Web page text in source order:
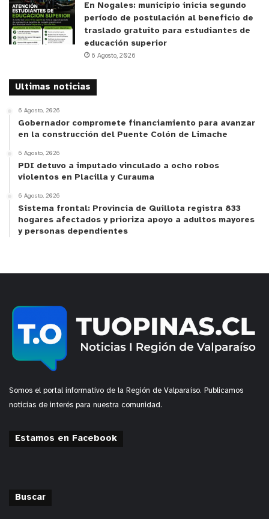
de las familias y el compromiso del equipo docente
y directivo. “Refleja el avance y la fortaleza de la
educación pública en Quillota, que hoy demuestra
con hechos que es capaz de abrir caminos,
generar oportunidades y transformar vidas.
Sabemos que el trabajo que realizamos día a día
está dando frutos y seguiremos avanzando con la
misma convicción”, concluyó.
y tú, ¿qué opinas?
En Nogales: municipio inicia segundo
período de postulación al beneficio de
traslado gratuito para estudiantes de
educación superior
6 Agosto, 2026
Ultimas noticias
6 Agosto, 2026
Gobernador compromete financiamiento para avanzar
en la construcción del Puente Colón de Limache
6 Agosto, 2026
PDI detuvo a imputado vinculado a ocho robos
violentos en Placilla y Curauma
6 Agosto, 2026
Sistema frontal: Provincia de Quillota registra 833
hogares afectados y prioriza apoyo a adultos mayores
y personas dependientes
Somos el portal informativo de la Región de Valparaíso. Publicamos
noticias de interés para nuestra comunidad.
Estamos en Facebook
Buscar